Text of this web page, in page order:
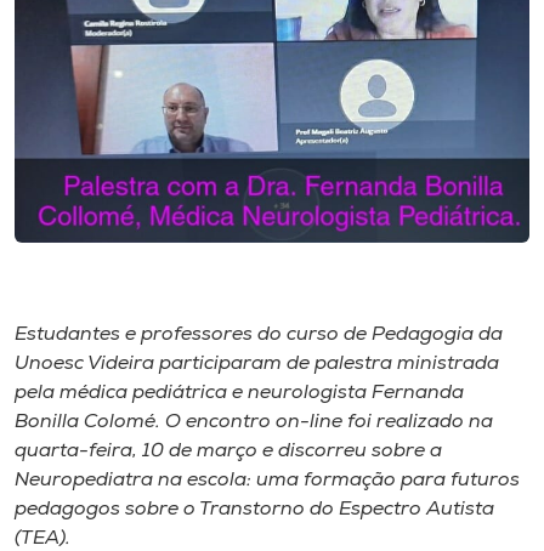
Rádio
Museu
Unoesc
Store
Selecione
A+
A-
Estudantes e professores do curso de Pedagogia da
Unoesc Videira participaram de palestra ministrada
pela médica pediátrica e neurologista Fernanda
Bonilla Colomé. O encontro on-line foi realizado na
quarta-feira, 10 de março e discorreu sobre a
Neuropediatra na escola: uma formação para futuros
pedagogos sobre o Transtorno do Espectro Autista
(TEA).